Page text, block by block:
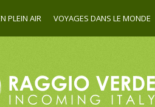
PLEIN AIR VOYAGES DANS LE MONDE